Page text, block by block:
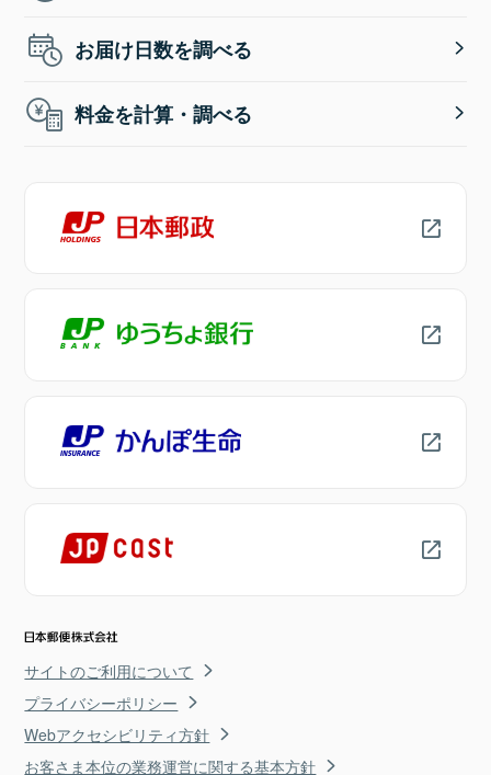
お届け日数を調べる
料金を計算・調べる
サイトのご利用について
プライバシーポリシー
Webアクセシビリティ方針
お客さま本位の業務運営に関する基本方針